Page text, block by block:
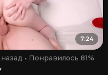
7:24
Понравилось 81%